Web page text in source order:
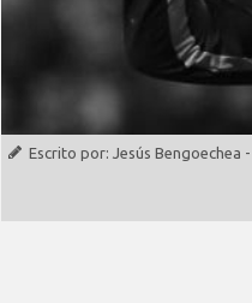
Escrito por: Jesús Bengoechea -